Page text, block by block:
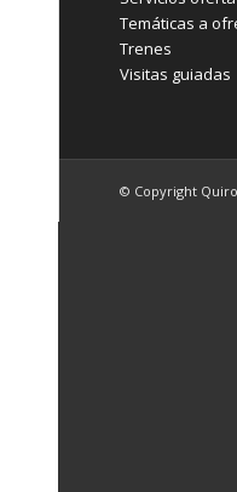
Temáticas a
Trenes
Visitas guiadas
© Copyright